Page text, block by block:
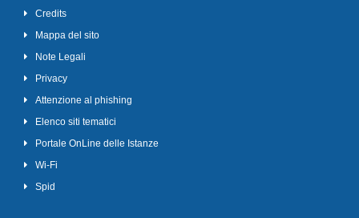
Credits
Mappa del sito
Note Legali
Privacy
Attenzione al phishing
Elenco siti tematici
Portale OnLine delle Istanze
Wi-Fi
Spid